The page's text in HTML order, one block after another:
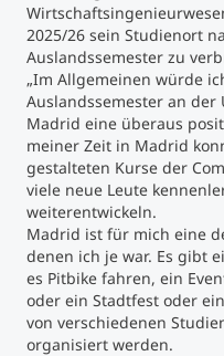
Management-
Technische
Maßgeschneiderte
2025/26 sein Studienort
Auslandssemester zu
„Im Allgemeinen würde
Auslandssemester an der
Madrid eine überaus
meiner Zeit in Madrid
gestalteten Kurse der
viele neue Leute
weiterentwickeln.
Madrid ist für mich eine
denen ich je war. Es gibt
es Pitbike fahren, ein
oder ein Stadtfest oder
von verschiedenen
organisiert werden.